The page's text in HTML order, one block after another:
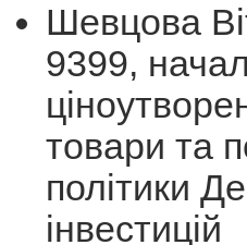
Шевцова
9399,
товари та
політики
інвестицій